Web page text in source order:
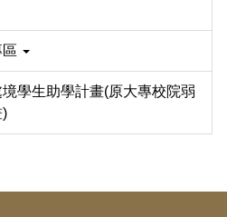
學生助學計畫(原大專校院弱
)